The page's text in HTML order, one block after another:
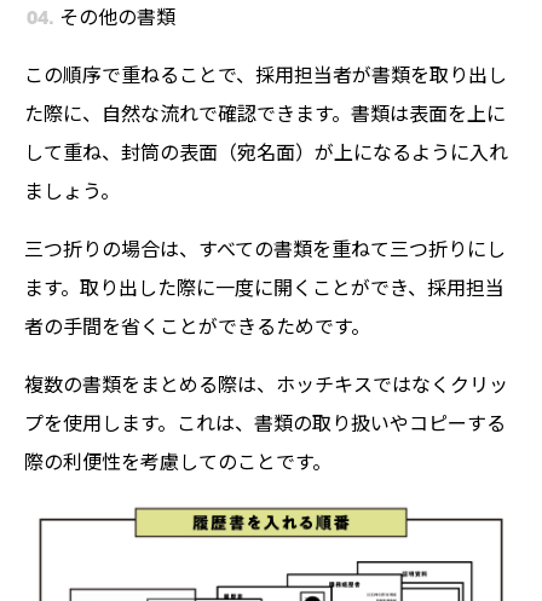
その他の書類
この順序で重ねることで、採用担当者が書類を取り出し
た際に、自然な流れで確認できます。書類は表面を上に
して重ね、封筒の表面（宛名面）が上になるように入れ
ましょう。
三つ折りの場合は、すべての書類を重ねて三つ折りにし
ます。取り出した際に一度に開くことができ、採用担当
者の手間を省くことができるためです。
複数の書類をまとめる際は、ホッチキスではなくクリッ
プを使用します。これは、書類の取り扱いやコピーする
際の利便性を考慮してのことです。